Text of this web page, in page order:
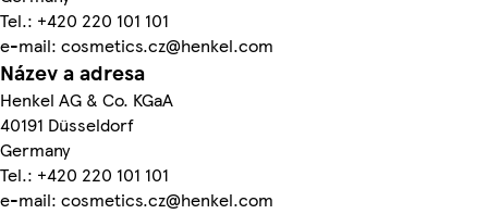
Tel.: +420 220 101 101
e-mail: cosmetics.cz@henkel.com
Název a adresa
Henkel AG & Co. KGaA
40191 Düsseldorf
Germany
Tel.: +420 220 101 101
e-mail: cosmetics.cz@henkel.com